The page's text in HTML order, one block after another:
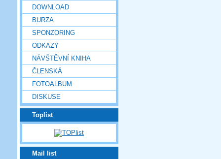
DOWNLOAD
BURZA
SPONZORING
ODKAZY
NÁVŠTĚVNÍ KNIHA
ČLENSKÁ
FOTOALBUM
DISKUSE
Toplist
Mail list